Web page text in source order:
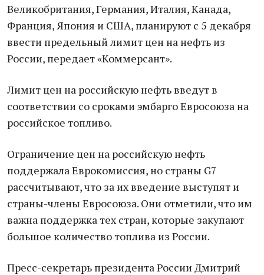
Великобритания, Германия, Италия, Канада,
Франция, Япония и США, планируют с 5 декабря
ввести предельный лимит цен на нефть из
России, передает «Коммерсант».
Лимит цен на российскую нефть введут в
соответствии со сроками эмбарго Евросоюза на
российское топливо.
Ограничение цен на российскую нефть
поддержала Еврокомиссия, но страны G7
рассчитывают, что за их введение выступят и
страны-члены Евросоюза. Они отметили, что им
важна поддержка тех стран, которые закупают
большое количество топлива из России.
Пресс-секретарь президента России Дмитрий